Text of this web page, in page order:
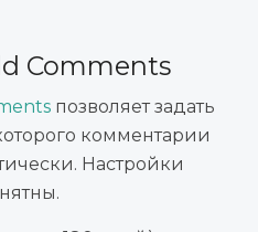
Comments
позволяет задать
комментарии
Настройки